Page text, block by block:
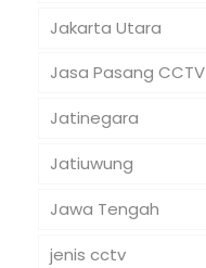
Jakarta Utara
Jasa Pasang CCTV
Jatinegara
Jatiuwung
Jawa Tengah
jenis cctv